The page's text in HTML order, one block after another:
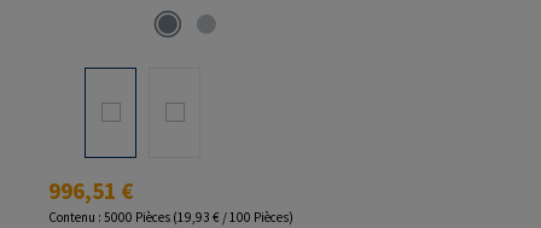
Prix régulier :
996,51 €
Contenu : 5000 Pièces (19,93 € / 100 Pièces)